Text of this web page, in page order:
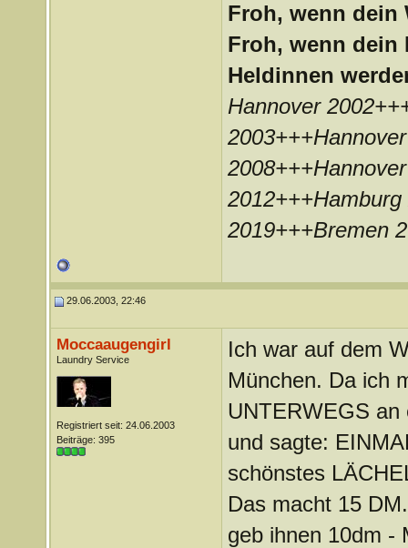
Froh, wenn dein
Froh, wenn dein
Heldinnen
Hannover
2019+++Bremen
29.06.2003, 22:46
Moccaaugengirl
Laundry Service
Registriert seit: 24.06.2003
Beiträge: 395
Ich war auf dem
München. Da ich
UNTERWEGS an
und sagte:
schönstes
Das macht 15
geb ihnen 10dm -